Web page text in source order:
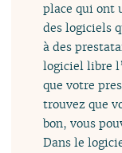
place qui ont
des logiciels
à des
logiciel libre
que votre
trouvez que
bon, vous
Dans le